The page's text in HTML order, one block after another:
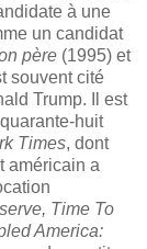
à une
un candidat
père (1995) et
souvent cité
Trump. Il est
huit
Times, dont
américain a
Time To
America: